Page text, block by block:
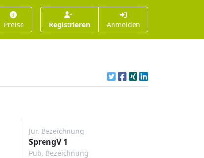
Preise Registrieren Anmelden
Jur. Bezeichnung
SprengV 1
Pub. Bezeichnung